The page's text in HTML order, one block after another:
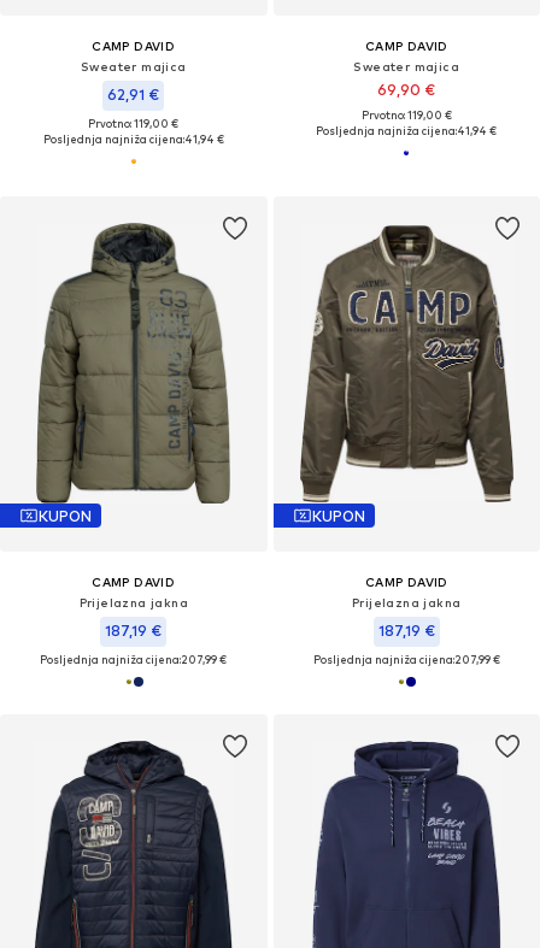
CAMP DAVID
Sweater majica
62,91 €
Prvotno: 119,00 €
Posljednja najniža cijena:41,94 €
CAMP DAVID
Sweater majica
69,90 €
Prvotno: 119,00 €
Posljednja najniža cijena:41,94 €
KUPON
CAMP DAVID
Prijelazna jakna
187,19 €
Posljednja najniža cijena:207,99 €
KUPON
CAMP DAVID
Prijelazna jakna
187,19 €
Posljednja najniža cijena:207,99 €